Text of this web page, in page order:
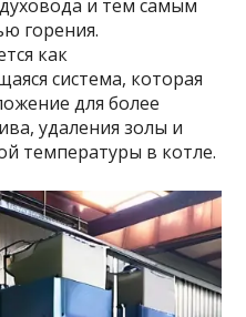
и тем самым
горения.
как
система, которая
для более
удаления золы и
температуры в котле.